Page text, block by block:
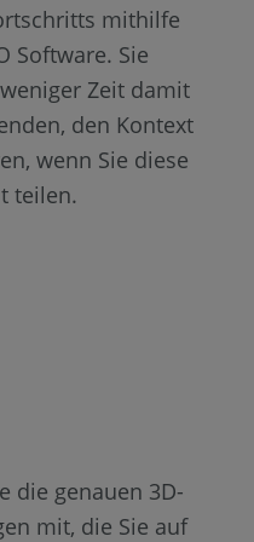
mithilfe
Software. Sie
Zeit damit
den Kontext
wenn Sie diese
teilen.
die genauen 3D-
mit, die Sie auf